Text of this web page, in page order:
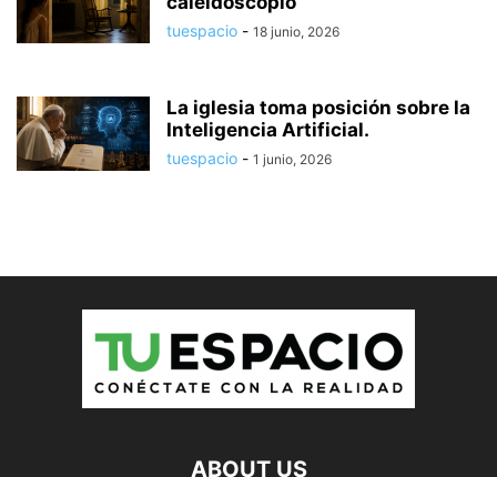
tuespacio - 18 junio, 2026
La iglesia toma posición sobre la
Inteligencia Artificial.
tuespacio - 1 junio, 2026
ABOUT US